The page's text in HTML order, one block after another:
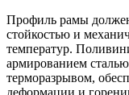
Профиль рамы
стойкостью и
температур.
армированием
терморазрывом,
деформации и